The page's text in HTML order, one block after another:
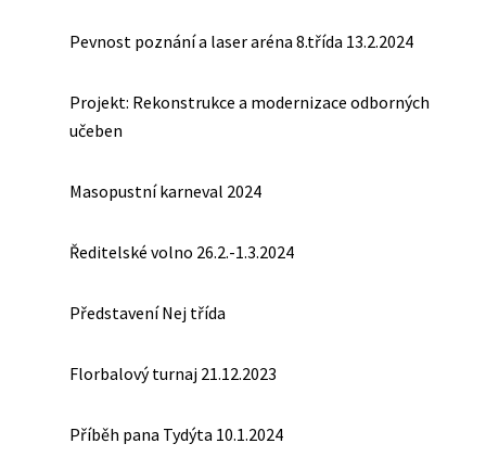
Pevnost poznání a laser aréna 8.třída 13.2.2024
Projekt: Rekonstrukce a modernizace odborných
učeben
Masopustní karneval 2024
Ředitelské volno 26.2.-1.3.2024
Představení Nej třída
Florbalový turnaj 21.12.2023
Příběh pana Tydýta 10.1.2024